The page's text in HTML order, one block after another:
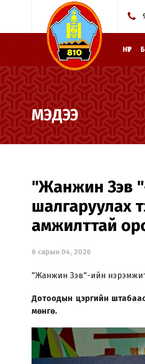
НҮҮР
МЭДЭЭ
"Жанжин Зэв
шалгаруулах
амжилттай
6 сарын 04, 2026
"Жанжин Зэв"-ийн нэрэмжит
Дотоодын цэргийн
мөнгө.